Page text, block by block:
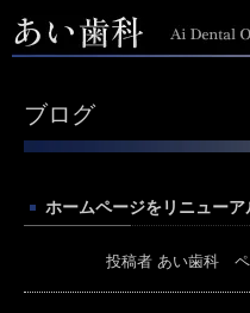
ブログ
ホームページをリニューア
投稿者 あい歯科 ペ